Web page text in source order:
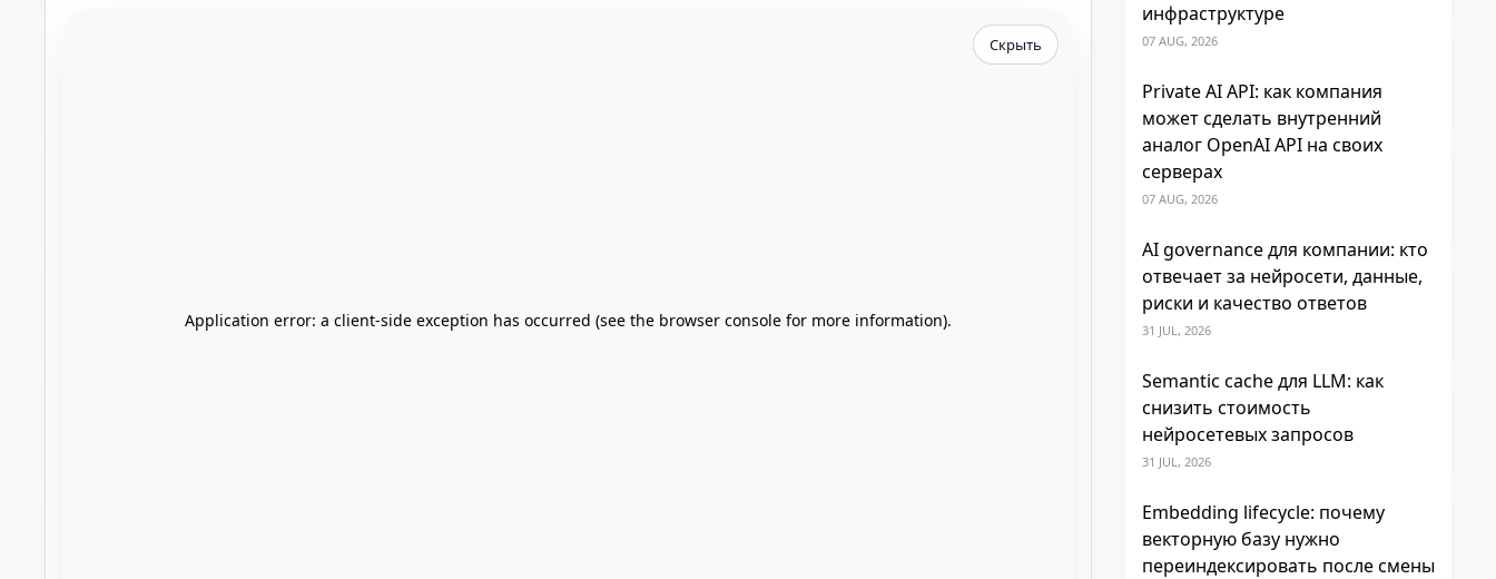
Скрыть
инфраструктуре
07 AUG, 2026
Private AI API: как компания
может сделать внутренний
аналог OpenAI API на своих
серверах
07 AUG, 2026
AI governance для компании: кто
отвечает за нейросети, данные,
риски и качество ответов
31 JUL, 2026
Semantic cache для LLM: как
снизить стоимость
нейросетевых запросов
31 JUL, 2026
Embedding lifecycle: почему
векторную базу нужно
переиндексировать после смены